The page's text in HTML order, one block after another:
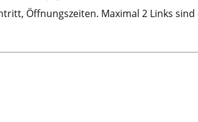
Öffnungszeiten. Maximal 2 Links